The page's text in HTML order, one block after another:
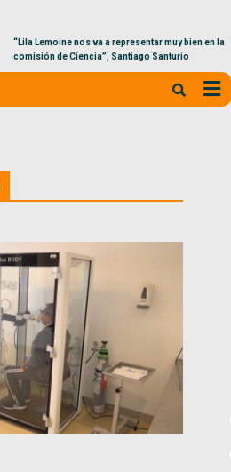
“Lila Lemoine nos va a representar muy bien en la
comisión de Ciencia”, Santiago Santurio